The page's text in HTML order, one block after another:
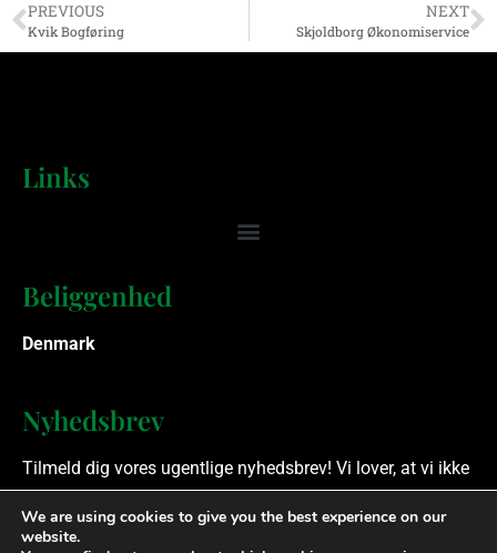
PREVIOUS
Kvik Bogføring
NEXT
Skjoldborg Økonomiservice
Links
Beliggenhed
Denmark
Nyhedsbrev
Tilmeld dig vores ugentlige nyhedsbrev! Vi lover, at vi ikke
spammer.
We are using cookies to give you the best experience on our
website.